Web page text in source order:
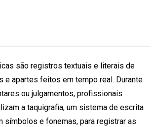
são registros textuais e literais de
e apartes feitos em tempo real. Durante
ou julgamentos, profissionais
a taquigrafia, um sistema de escrita
símbolos e fonemas, para registrar as